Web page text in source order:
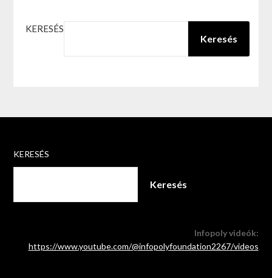
KERESÉS
Keresés
KERESÉS
Keresés
Infopoly videók:
https://www.youtube.com/@infopolyfoundation2267/videos